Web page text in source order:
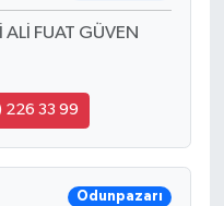
FUAT GÜVEN
226 33 99
Odunpazarı